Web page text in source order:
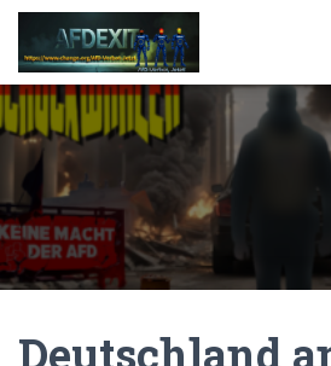
Deutschland